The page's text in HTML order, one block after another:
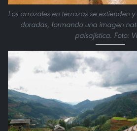
Los arrozales en terrazas se extienden
doradas, formando una imagen
paisajística. Foto: